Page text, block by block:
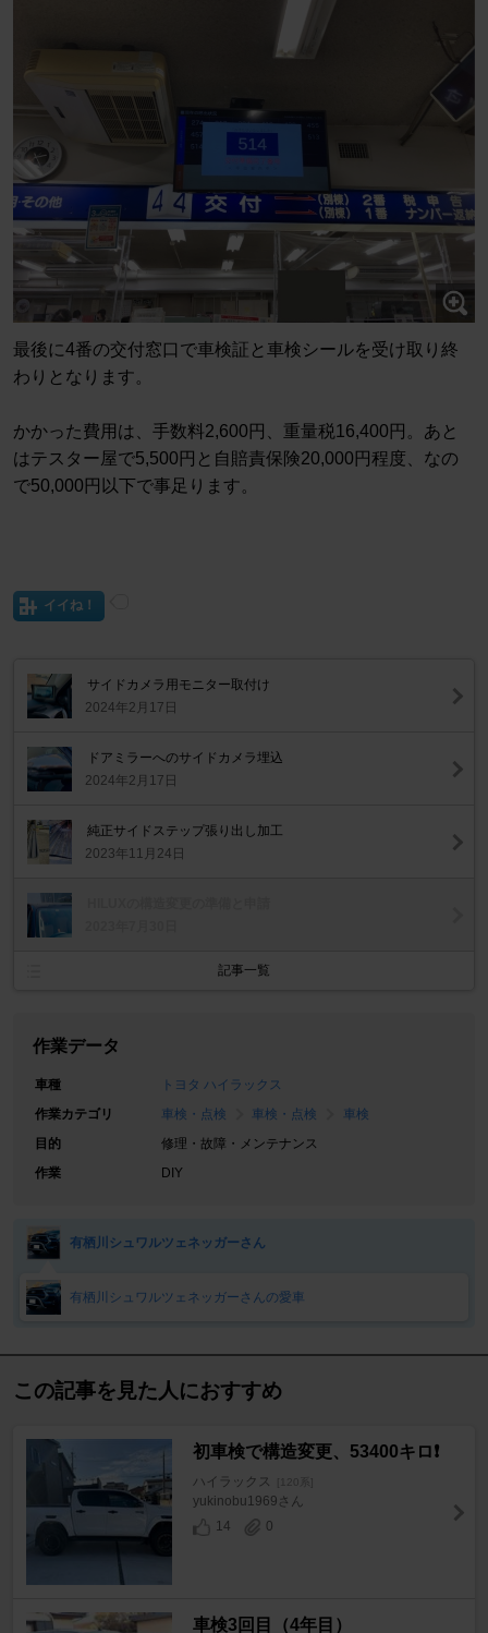
最後に4番の交付窓口で車検証と車検シールを受け取り終
わりとなります。
かかった費用は、手数料2,600円、重量税16,400円。あと
はテスター屋で5,500円と自賠責保険20,000円程度、なの
で50,000円以下で事足ります。
イイね！
サイドカメラ用モニター取付け
2024年2月17日
ドアミラーへのサイドカメラ埋込
2024年2月17日
純正サイドステップ張り出し加工
2023年11月24日
記事一覧
作業データ
車種
トヨタ ハイラックス
作業カテゴリ
車検・点検 車検・点検
車検
目的
修理・故障・メンテナンス
作業
DIY
有栖川シュワルツェネッガーさん
有栖川シュワルツェネッガーさんの愛車
この記事を見た人におすすめ
初車検で構造変更、53400キロ❗️
ハイラックス [120系]
yukinobu1969さん
14
0
車検3回目（4年目）